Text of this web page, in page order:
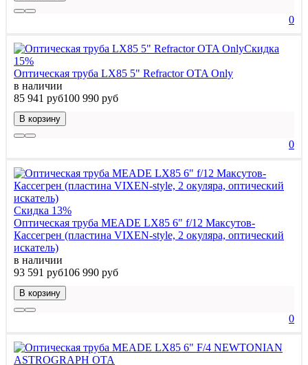
0
Скидка
15%
Оптическая труба LX85 5" Refractor OTA Only
в наличии
85 941 руб100 990 руб
В корзину
0
Скидка 13%
Оптическая труба MEADE LX85 6" f/12 Максутов-
Кассегрен (пластина VIXEN-style, 2 окуляра, оптический
искатель)
в наличии
93 591 руб106 990 руб
В корзину
0